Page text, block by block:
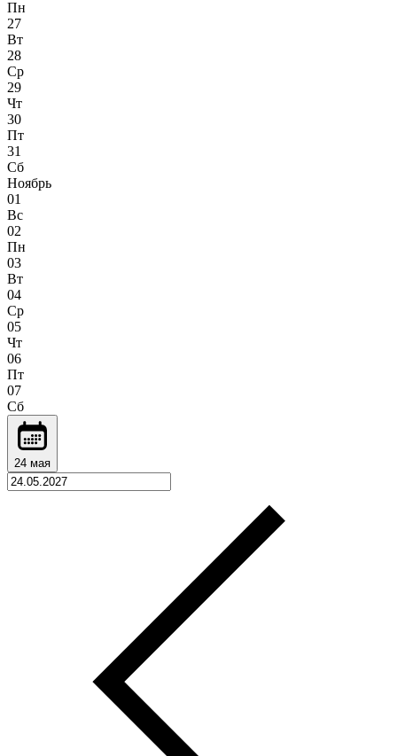
Пн
27
Вт
28
Ср
29
Чт
30
Пт
31
Сб
Ноябрь
01
Вс
02
Пн
03
Вт
04
Ср
05
Чт
06
Пт
07
Сб
24 мая